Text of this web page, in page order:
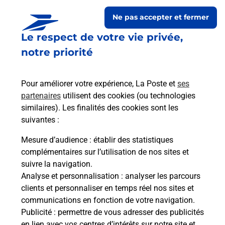
Le respect de votre vie privée,
notre priorité
Pour améliorer votre expérience, La Poste et ses
partenaires utilisent des cookies (ou technologies
similaires). Les finalités des cookies sont les
suivantes :
Mesure d’audience : établir des statistiques
complémentaires sur l’utilisation de nos sites et
suivre la navigation.
Analyse et personnalisation : analyser les parcours
clients et personnaliser en temps réel nos sites et
communications en fonction de votre navigation.
Publicité : permettre de vous adresser des publicités
Ne pas accepter et fermer
Boîte aux lettres La Poste
Prochaine collecte du courrier vendredi
08h45
Rue Montravel
97311 Roura
Itinéraire
Le lien s'ouvre dans un nouvel onglet